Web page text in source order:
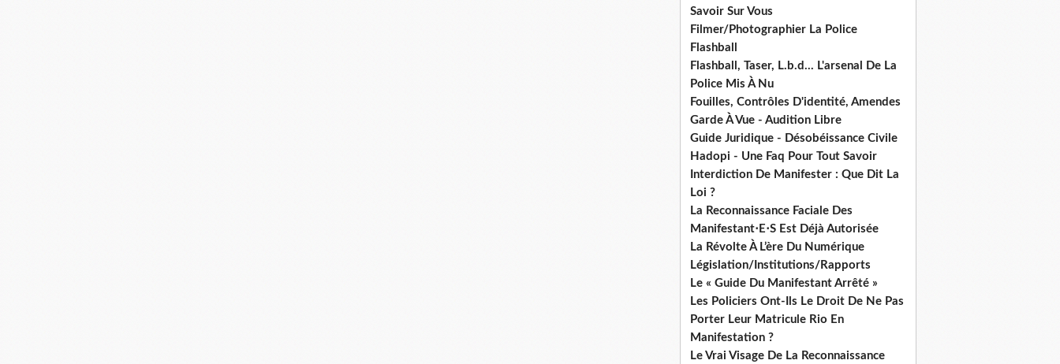
Savoir Sur Vous
Filmer/Photographier La Police
Flashball
Flashball, Taser, L.b.d... L'arsenal De La
Police Mis À Nu
Fouilles, Contrôles D'identité, Amendes
Garde À Vue - Audition Libre
Guide Juridique - Désobéissance Civile
Hadopi - Une Faq Pour Tout Savoir
Interdiction De Manifester : Que Dit La
Loi ?
La Reconnaissance Faciale Des
Manifestant⋅E⋅S Est Déjà Autorisée
La Révolte À L’ère Du Numérique
Législation/Institutions/Rapports
Le « Guide Du Manifestant Arrêté »
Les Policiers Ont-Ils Le Droit De Ne Pas
Porter Leur Matricule Rio En
Manifestation ?
Le Vrai Visage De La Reconnaissance